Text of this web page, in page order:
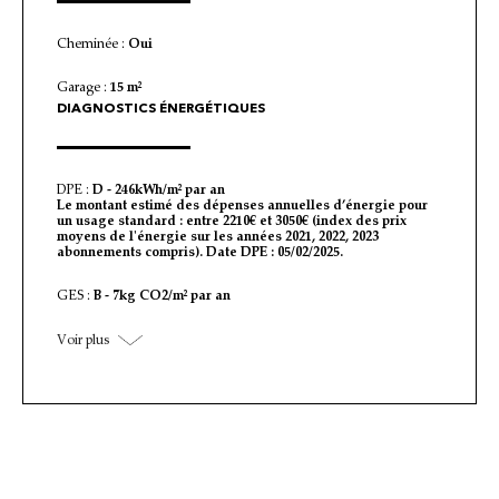
Cheminée : Oui
Garage : 15 m²
DIAGNOSTICS ÉNERGÉTIQUES
DPE : D - 246kWh/m² par an
Le montant estimé des dépenses annuelles d’énergie pour
un usage standard : entre 2210€ et 3050€ (index des prix
moyens de l'énergie sur les années 2021, 2022, 2023
abonnements compris). Date DPE : 05/02/2025.
GES : B - 7kg CO2/m² par an
Voir plus